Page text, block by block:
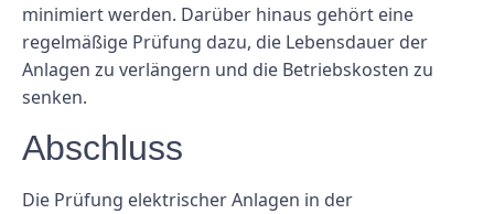
minimiert werden. Darüber hinaus gehört eine
regelmäßige Prüfung dazu, die Lebensdauer der
Anlagen zu verlängern und die Betriebskosten zu
senken.
Abschluss
Die Prüfung elektrischer Anlagen in der